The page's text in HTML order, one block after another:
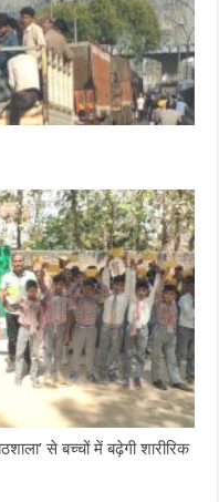
से बच्चों में बढ़ेगी शारीरिक